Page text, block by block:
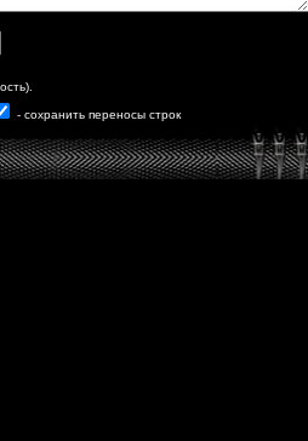
- сохранить переносы строк